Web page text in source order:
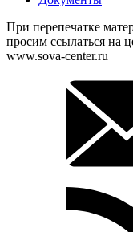
При перепечатке
просим ссылаться на
www.sova-center.ru